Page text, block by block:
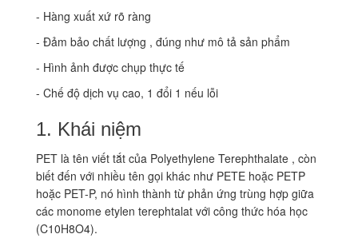
- Hàng xuất xứ rõ ràng
- Đảm bảo chất lượng , đúng như mô tả sản phẩm
- Hình ảnh được chụp thực tế
- Chế độ dịch vụ cao, 1 đổi 1 nếu lỗi
1. Khái niệm
PET là tên viết tắt của Polyethylene Terephthalate , còn
biết đến với nhiều tên gọi khác như PETE hoặc PETP
hoặc PET-P, nó hình thành từ phản ứng trùng hợp giữa
các monome etylen terephtalat với công thức hóa học
(C10H8O4).